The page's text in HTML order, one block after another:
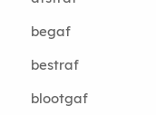
begaf
bestraf
blootgaf